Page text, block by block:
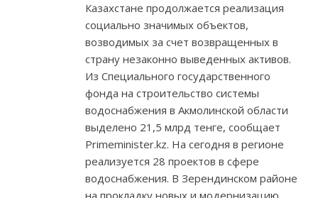
Казахстане продолжается реализация
социально значимых объектов,
возводимых за счет возвращенных в
страну незаконно выведенных активов.
Из Специального государственного
фонда на строительство системы
водоснабжения в Акмолинской области
выделено 21,5 млрд тенге, сообщает
Primeminister.kz. На сегодня в регионе
реализуется 28 проектов в сфере
водоснабжения. В Зерендинском районе